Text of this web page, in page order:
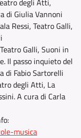
degli Atti,
di Giulia Vannoni
Ressi, Teatro Galli,
Galli, Suoni in
Il passo inquieto del
di Fabio Sartorelli
degli Atti, La
A cura di Carla
musica